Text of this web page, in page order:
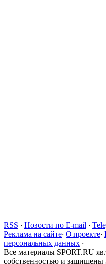
RSS · Новости по E-mail ·
Реклама на сайте· О проекте·
персональных данных ·
Все материалы SPORT.RU
собственностью и защищены